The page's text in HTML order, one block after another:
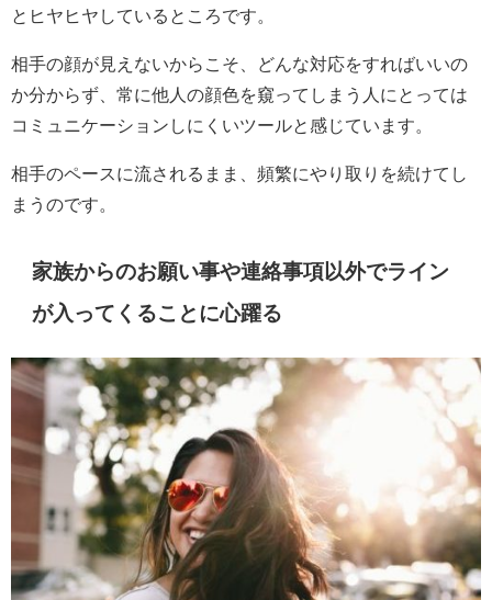
とヒヤヒヤしているところです。
相手の顔が見えないからこそ、どんな対応をすればいいの
か分からず、常に他人の顔色を窺ってしまう人にとっては
コミュニケーションしにくいツールと感じています。
相手のペースに流されるまま、頻繁にやり取りを続けてし
まうのです。
家族からのお願い事や連絡事項以外でライン
が入ってくることに心躍る